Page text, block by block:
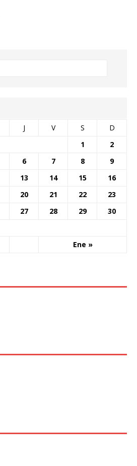
J V S D
Ene »
1
2
6 7 8
9
13 14 15
16
20 21 22
23
27 28 29
30